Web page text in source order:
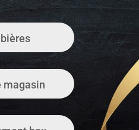
magasin